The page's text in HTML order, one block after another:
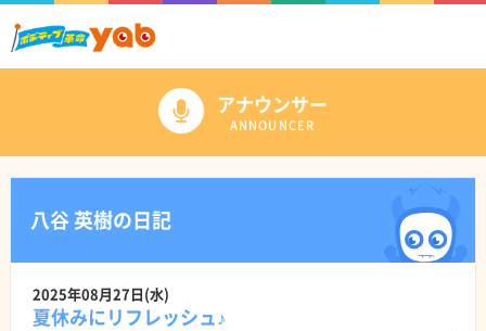
アナウンサー
ANNOUNCER
八谷 英樹の日記
2025年08月27日(水)
夏休みにリフレッシュ♪